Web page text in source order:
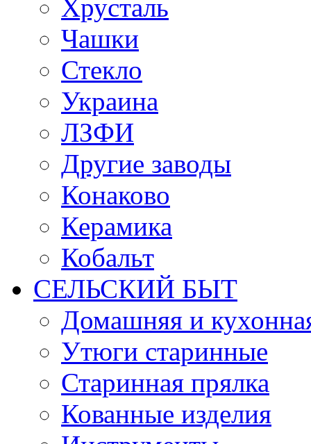
Хрусталь
Чашки
Стекло
Украина
ЛЗФИ
Другие заводы
Конаково
Керамика
Кобальт
СЕЛЬСКИЙ БЫТ
Домашняя и
Утюги старинные
Старинная прялка
Кованные изделия